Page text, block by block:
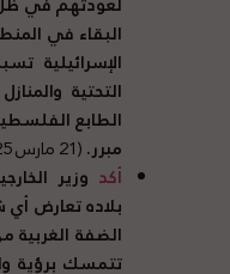
البقاء في
الإسرائيلية
التحتية
الطابع
مبرر.(21 مارس 2025)
أكد وزير
بلاده تعارض
الضفة الغربية
تتمسك برؤية